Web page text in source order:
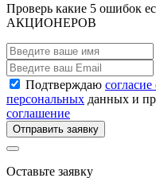
Проверь какие 5 ошибок
АКЦИОНЕРОВ
Подтверждаю
персональных данных и
соглашение
Отправить заявку
Оставьте заявку